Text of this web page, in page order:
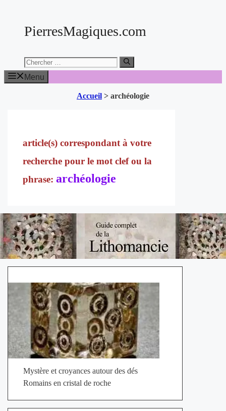
contenuPierresMagiques.com
Chercher:
Menu
Accueil > archéologie
archéologie
Mystère et croyances autour des dés
Romains en cristal de roche